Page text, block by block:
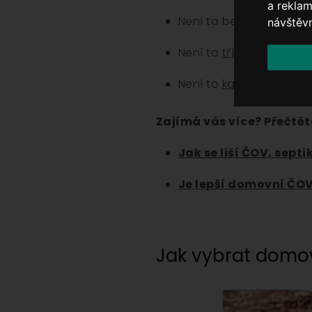
a
Není to bezodtoká
Není to tříkomorový
Není to kanalizační
Zajímá vás více?
Jak se liší ČOV,
Je lepší domovní
Jak vybrat